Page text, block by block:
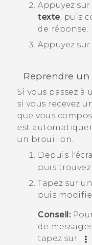
Appuyez
texte, puis
de réponse.
Appuyez sur
Reprendre
Si vous passez
si vous recevez
que vous
est
un brouillon.
Depuis
puis
Tapez sur
puis
Conseil:
de
tapez sur